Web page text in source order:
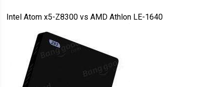
Intel Atom x5-Z8300vs AMD Athlon LE-1640